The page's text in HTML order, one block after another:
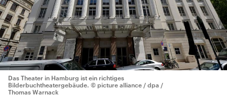
Das Theater in Hamburg ist ein richtiges
Bilderbuchtheatergebäude. © picture alliance / dpa /
Thomas Warnack